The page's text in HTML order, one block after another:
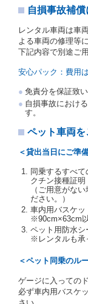
写しを添付
人に対し、
といいます
の写しの提
受人は、自
の運転免許
交通局長
旅第138
注２）
される運
９条別記
す。
当社は、貸
に対し、運
提示を求め
あります。
当社は、貸
人及び運
を求めます
レジットカ
借受人は契
ます。
自損事故補
レンタル車両は車
よる車両の修理等
下記内容で別途ご
安心パック：費用
免責分を保証致い
自損事故におけ
す。
ペット車両
＜貸出当日にご準
同乗するすべ
クチン接種証明
（ご用意がな
ださい。）
車内用バスケ
※90cm×63cm
ペット用防水シ
※レンタルも承
＜ペット同乗のル
ゲージに入っての
必ず車内用バスケ